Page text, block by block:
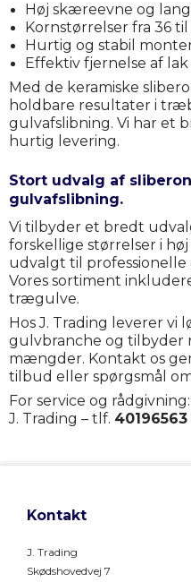
Høj skæreevne og
Kornstørrelser fra 36 til
Hurtig og stabil
Effektiv fjernelse af lak
Med de keramiske
holdbare resultater i
gulvafslibning. Vi har et
hurtig levering.
Stort udvalg af
gulvafslibning.
Vi tilbyder et bredt
forskellige størrelser i
udvalgt til
Vores sortiment
trægulve.
Hos J. Trading leverer vi
gulvbranche og tilbyder
mængder. Kontakt os
tilbud eller spørgsmål
For service og rådgivning:
J. Trading – tlf. 40196563
Kontakt
J. Trading
Skødshovedvej 7